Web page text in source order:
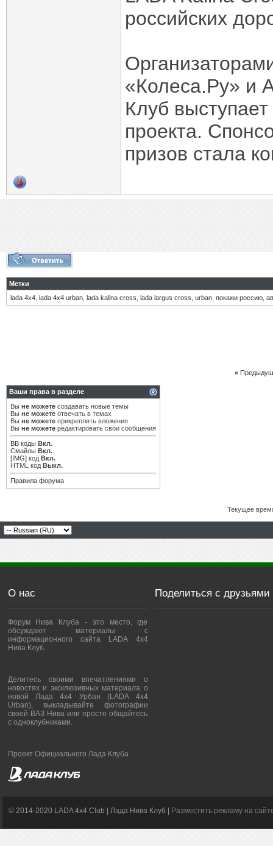
российских
«Колеса.Ру» и
Клуб
проекта.
призов стала
Метки
lada 4х4 lada 4х4 urban lada kalina cross lada largus cross urban покажи россию
«
Ваши права в разделе
Вы не можете создавать новые темы
Вы не можете отвечать в темах
Вы не можете прикреплять вложения
Вы не можете редактировать свои сообщения
BB коды Вкл.
Смайлы Вкл.
[IMG] код Вкл.
HTML код Выкл.
Правила форума
Текущее
О нас
Форум Нива Клуба - это место, где
обсуждают материалы с
информационного сайта LADA 4x4
Нива Клуб.
Делитесь своими впечатлениями о
новостях и эксклюзивных материала о
новой Лада 4х4 Урбан (LADA 4x4
Urban), выкладывайте фотографии
своей ВАЗ Нива или просто общайтесь
с одноклубниками.
Проект Официального Лада Клуба
Поделиться с друзьями
© 2014-2020 LADA 4x4 Club | Лада Нива Клуб | Разместить рекламу на